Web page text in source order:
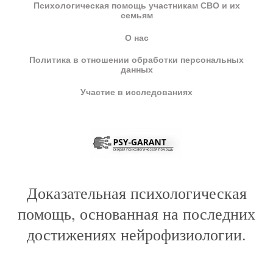
Психологическая помощь участникам СВО и их
семьям
О нас
Политика в отношении обработки персональных
данных
Участие в исследованиях
Доказательная психологическая
помощь, основанная на последних
достижениях нейрофизиологии.